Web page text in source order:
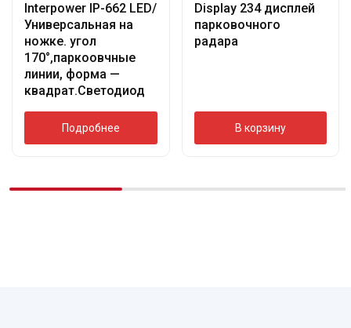
Interpower IP-662 LED/
Универсальная на
ножке. угол
170°,паркоовчные
линии, форма —
квадрат.Светодиод
Подробнее
Display 234 дисплей
парковочного
радара
В корзину